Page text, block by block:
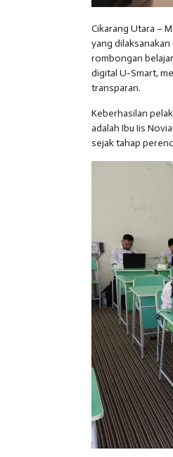
Cikarang Utara –
yang
rombongan
digital U-Smart,
transparan.
Keberhasilan
adalah Ibu Iis
sejak tahap